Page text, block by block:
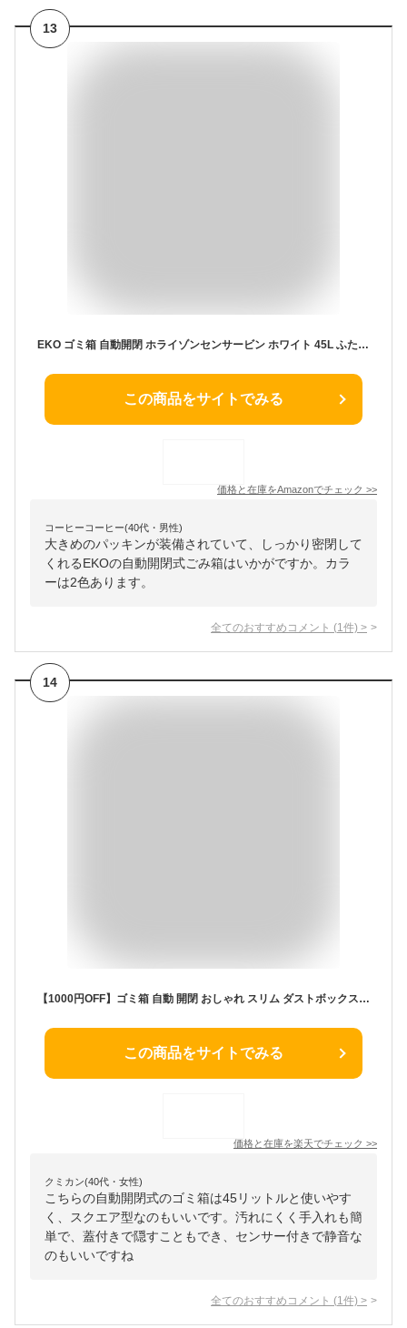
13
EKO ゴミ箱 自動開閉 ホライゾンセンサービン ホワイト 45L ふた付き インナーボックス無し ホライゾン第1世代 EK9262P-45L-WH
この商品をサイトでみる
価格と在庫をAmazonでチェック >>
コーヒーコーヒー(40代・男性)
大きめのパッキンが装備されていて、しっかり密閉して
くれるEKOの自動開閉式ごみ箱はいかがですか。カラ
ーは2色あります。
全てのおすすめコメント (1 件) >
14
【1000円OFF】ゴミ箱 自動 開閉 おしゃれ スリム ダストボックス 45リットル 横25×縦34×高さ60 ふた付き 角型 スクエア 送料無料 42リットル センサー 静音 静か 電池 汚れにくい お手入れ簡単 キッチン リビング ダイニング 42L 大容量 保証あり 30リットル ごみ箱 HEIM
この商品をサイトでみる
価格と在庫を楽天でチェック >>
クミカン(40代・女性)
こちらの自動開閉式のゴミ箱は45リットルと使いやす
く、スクエア型なのもいいです。汚れにくく手入れも簡
単で、蓋付きで隠すこともでき、センサー付きで静音な
のもいいですね
全てのおすすめコメント (1 件) >